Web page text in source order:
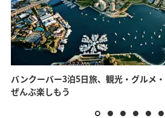
バンクーバー3泊5日旅、観光・グルメ
ぜんぶ楽しもう